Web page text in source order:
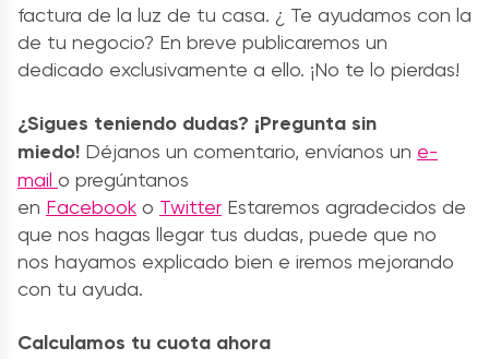
factura de la luz de tu casa. ¿ Te ayudamos con la
de tu negocio? En breve publicaremos un
dedicado exclusivamente a ello. ¡No te lo pierdas!
¿Sigues teniendo dudas? ¡Pregunta sin
miedo! Déjanos un comentario, envíanos un e-
mail o pregúntanos
en Facebook o Twitter Estaremos agradecidos de
que nos hagas llegar tus dudas, puede que no
nos hayamos explicado bien e iremos mejorando
con tu ayuda.
Calculamos tu cuota ahora